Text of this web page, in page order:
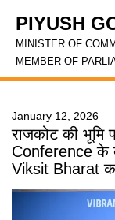
PIYUSH
MINISTER OF
MEMBER OF
January 12, 2026
राजकोट की
Conference के
Viksit Bharat